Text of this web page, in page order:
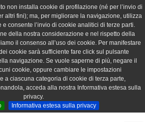
non installa cookie di profilazione (né per l’invio di
altri fini); ma, per migliorare la navigazione, utilizza
consente l’invio di cookie analitici di terze parti.
della nostra considerazione e nel rispetto della
il consenso all’uso dei cookie. Per manifestare
cookie sarà sufficiente fare click sul pulsante
navigazione. Se vuole saperne di più, negare il
cookie, oppure cambiare le impostazioni
a ciascuna categoria di cookie di terza parte,
acceda alla nostra Informativa estesa sulla
privacy.
Informativa estesa sulla privacy